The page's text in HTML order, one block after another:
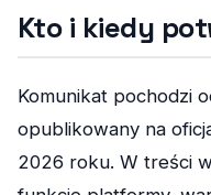
Kto i kiedy
Komunikat pochodzi
opublikowany na
2026 roku. W treści